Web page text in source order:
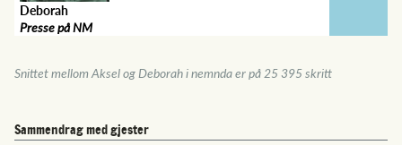
Deborah
Presse på NM
Snittet mellom Aksel og Deborah i nemnda er på 25 395 skritt
Sammendrag med gjester